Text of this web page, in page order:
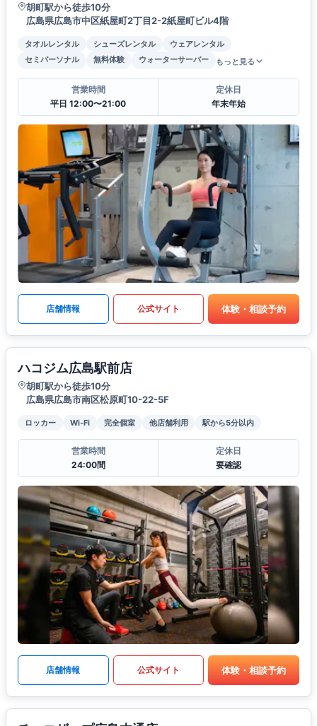
胡町駅から徒歩10分
広島県広島市中区紙屋町2丁目2-2紙屋町ビル4階
タオルレンタル シューズレンタル
ウェアレンタル
セミパーソナル
無料体験 ウォーターサーバー もっと見る
営業時間
平日 12:00〜21:00
定休日
年末年始
店舗情報 公式サイト 体験・相談予約
ハコジム広島駅前店
胡町駅から徒歩10分
広島県広島市南区松原町10-22-5F
ロッカー Wi-Fi 完全個室 他店舗利用 駅から5分以内
営業時間
24:00間
定休日
要確認
店舗情報 公式サイト 体験・相談予約